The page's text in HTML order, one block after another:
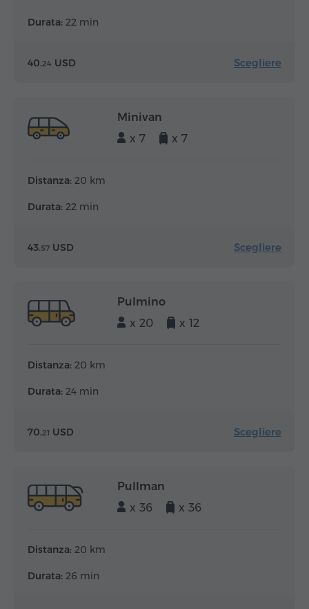
Durata: 22 min
40.24 USD Scegliere
Minivan
x 7
x 7
Distanza: 20 km
Durata: 22 min
43.57 USD Scegliere
Pulmino
x 20
x 12
Distanza: 20 km
Durata: 24 min
70.21 USD Scegliere
Pullman
x 36
x 36
Distanza: 20 km
Durata: 26 min